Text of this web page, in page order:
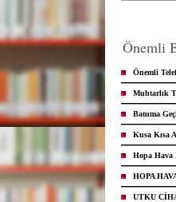
Önemli
Önemli
Muhtarlık
Batuma
Kusa Kısa
Hopa Hava
HOPA
UTKU